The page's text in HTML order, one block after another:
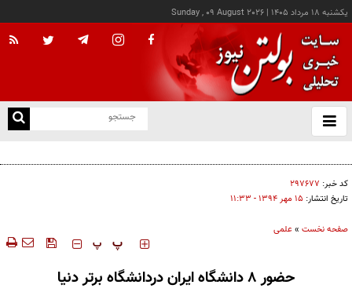
يکشنبه ۱۸ مرداد ۱۴۰۵ |
Sunday , 09 August 2026
باز
و
کد خبر: ۲۹۷۶۷۷
تاریخ انتشار: ۱۵ مهر ۱۳۹۴ - ۱۱:۳۳
صفحه نخست »علمی
‍‍‍ پ پ
حضور 8 دانشگاه ایران دردانشگاه برتر دنیا